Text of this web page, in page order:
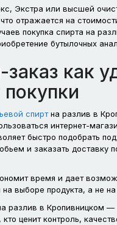
Экстра или высшей
отражается на
покупка спирта на
бутылочных
как
спиртна разлив в
интернет-
быстро подобрать
и заказать доставку
время и дает
на выборе продукта, а не
разлив в Кропивницком —
ценит контроль,